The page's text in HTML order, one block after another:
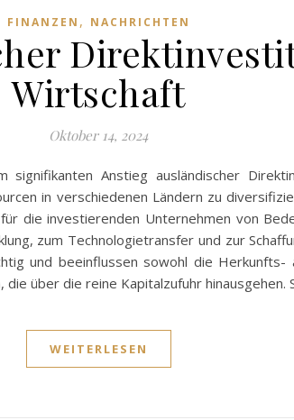
FINANZEN , NACHRICHTEN
Wirtschaft
Oktober 14, 2024
Anstieg ausländischer
in verschiedenen Ländern zu
die investierenden Unternehmen von
zum Technologietransfer und zur
und beeinflussen sowohl die Herkunfts-
über die reine Kapitalzufuhr hinausgehen.
WEITERLESEN